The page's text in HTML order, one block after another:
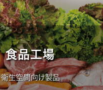
食品工場
衛生空間向け製品